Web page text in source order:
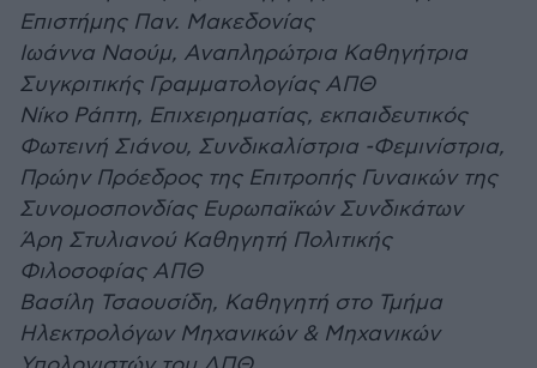
Επιστήμης Παν. Μακεδονίας
Ιωάννα Ναούμ, Αναπληρώτρια Καθηγήτρια
Συγκριτικής Γραμματολογίας ΑΠΘ
Νίκο Ράπτη, Επιχειρηματίας, εκπαιδευτικός
Φωτεινή Σιάνου, Συνδικαλίστρια -Φεμινίστρια,
Πρώην Πρόεδρος της Επιτροπής Γυναικών της
Συνομοσπονδίας Ευρωπαϊκών Συνδικάτων
Άρη Στυλιανού Καθηγητή Πολιτικής
Φιλοσοφίας ΑΠΘ
Βασίλη Τσαουσίδη, Καθηγητή στο Τμήμα
Ηλεκτρολόγων Μηχανικών & Μηχανικών